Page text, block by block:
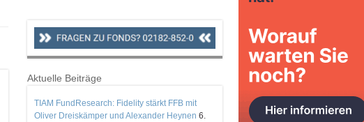
Aktuelle Beiträge
TIAM FundResearch: Fidelity stärkt FFB mit
Oliver Dreiskämper und Alexander Heynen 6.